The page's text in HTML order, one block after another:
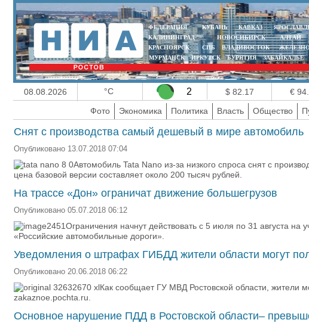
ФЕДЕРАЦИЯ КУБАНЬ КАВКАЗ
КАЛИНИНГРАД
НОВОСИБИРСК АЛТАЙ
КРАСНОЯРСК
СПБ ВЛАДИВОСТОК
МУРМАНСК
ИРКУТСК БУРЯТИЯ ЗАБАЙКАЛЬЕ
08.08.2026 °C 2 $ 82.17
€
Фото
Экономика Политика Власть Общество
Снят с производства самый дешевый в мире автомобиль
Опубликовано 13.07.2018 07:04
Автомобиль Tata Nano из-за низкого спроса снят с
цена базовой версии составляет около 200 тысяч рублей.
На трассе «Дон» ограничат движение большегрузов
Опубликовано 05.07.2018 06:12
Ограничения начнут действовать с 5 июля по 31 августа
«Российские автомобильные дороги».
Уведомления о штрафах ГИБДД жители области могут
Опубликовано 20.06.2018 06:22
Как сообщает ГУ МВД Ростовской области, жители
zakaznoe.pochta.ru.
Основное нарушение ПДД в Ростовской области–